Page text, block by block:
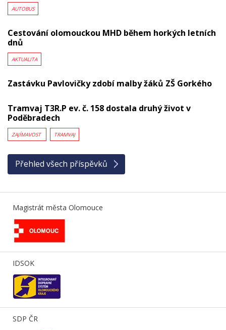
AUTOBUS
Cestování olomouckou MHD během horkých letních
dnů
AKTUALITA
Zastávku Pavlovičky zdobí malby žáků ZŠ Gorkého
Tramvaj T3R.P ev. č. 158 dostala druhý život v
Poděbradech
ZAJÍMAVOST TRAMVAJ
Přehled všech příspěvků
Magistrát města Olomouce
IDSOK
SDP ČR